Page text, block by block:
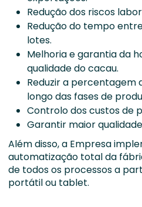
Redução dos riscos
Redução do tempo
lotes.
Melhoria e garantia da
qualidade do cacau.
Reduzir a percentagem
longo das fases de
Controlo dos custos de
Garantir maior
Além disso, a Empresa
automatização total da
de todos os processos a
portátil ou tablet.